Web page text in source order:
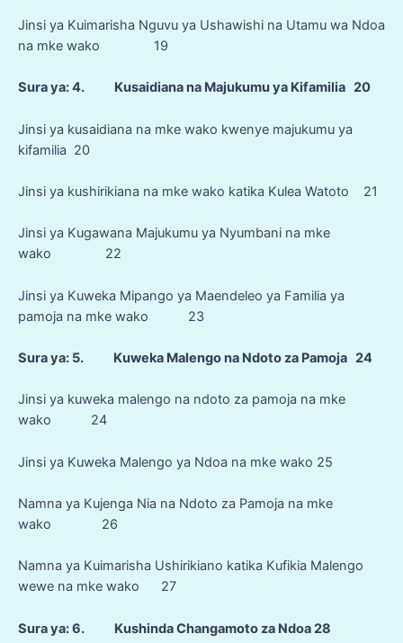
Jinsi ya Kuimarisha Nguvu ya Ushawishi na Utamu wa Ndoa
na mke wako 19
Sura ya: 4. Kusaidiana na Majukumu ya Kifamilia 20
Jinsi ya kusaidiana na mke wako kwenye majukumu ya
kifamilia 20
Jinsi ya kushirikiana na mke wako katika Kulea Watoto 21
Jinsi ya Kugawana Majukumu ya Nyumbani na mke
wako 22
Jinsi ya Kuweka Mipango ya Maendeleo ya Familia ya
pamoja na mke wako 23
Sura ya: 5. Kuweka Malengo na Ndoto za Pamoja 24
Jinsi ya kuweka malengo na ndoto za pamoja na mke
wako 24
Jinsi ya Kuweka Malengo ya Ndoa na mke wako 25
Namna ya Kujenga Nia na Ndoto za Pamoja na mke
wako 26
Namna ya Kuimarisha Ushirikiano katika Kufikia Malengo
wewe na mke wako 27
Sura ya: 6. Kushinda Changamoto za Ndoa 28